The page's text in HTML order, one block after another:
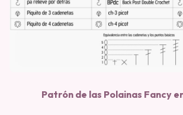
Patrón de las Polainas Fancy